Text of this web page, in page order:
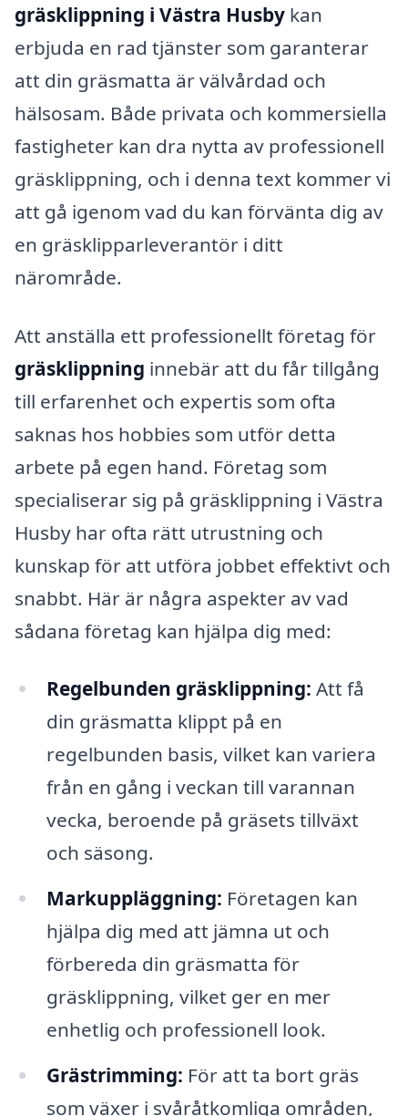
gräsklippning i Västra Husby kan
erbjuda en rad tjänster som garanterar
att din gräsmatta är välvårdad och
hälsosam. Både privata och kommersiella
fastigheter kan dra nytta av professionell
gräsklippning, och i denna text kommer vi
att gå igenom vad du kan förvänta dig av
en gräsklipparleverantör i ditt
närområde.
Att anställa ett professionellt företag för
gräsklippning innebär att du får tillgång
till erfarenhet och expertis som ofta
saknas hos hobbies som utför detta
arbete på egen hand. Företag som
specialiserar sig på gräsklippning i Västra
Husby har ofta rätt utrustning och
kunskap för att utföra jobbet effektivt och
snabbt. Här är några aspekter av vad
sådana företag kan hjälpa dig med:
Regelbunden gräsklippning: Att få
din gräsmatta klippt på en
regelbunden basis, vilket kan variera
från en gång i veckan till varannan
vecka, beroende på gräsets tillväxt
och säsong.
Markuppläggning: Företagen kan
hjälpa dig med att jämna ut och
förbereda din gräsmatta för
gräsklippning, vilket ger en mer
enhetlig och professionell look.
Grästrimming: För att ta bort gräs
som växer i svåråtkomliga områden,